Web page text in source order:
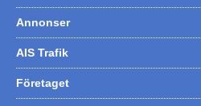
Annonser
AIS Trafik
Företaget